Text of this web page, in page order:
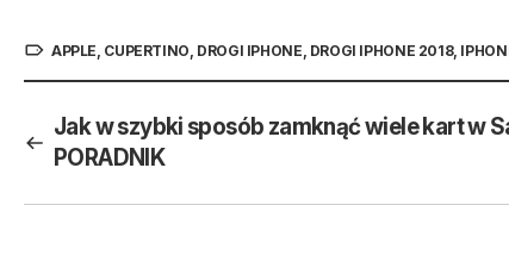
APPLE, CUPERTINO, DROGI IPHONE, DROGI IPHONE 2018,
Jak w szybki sposób zamknąć wiele kart w
PORADNIK